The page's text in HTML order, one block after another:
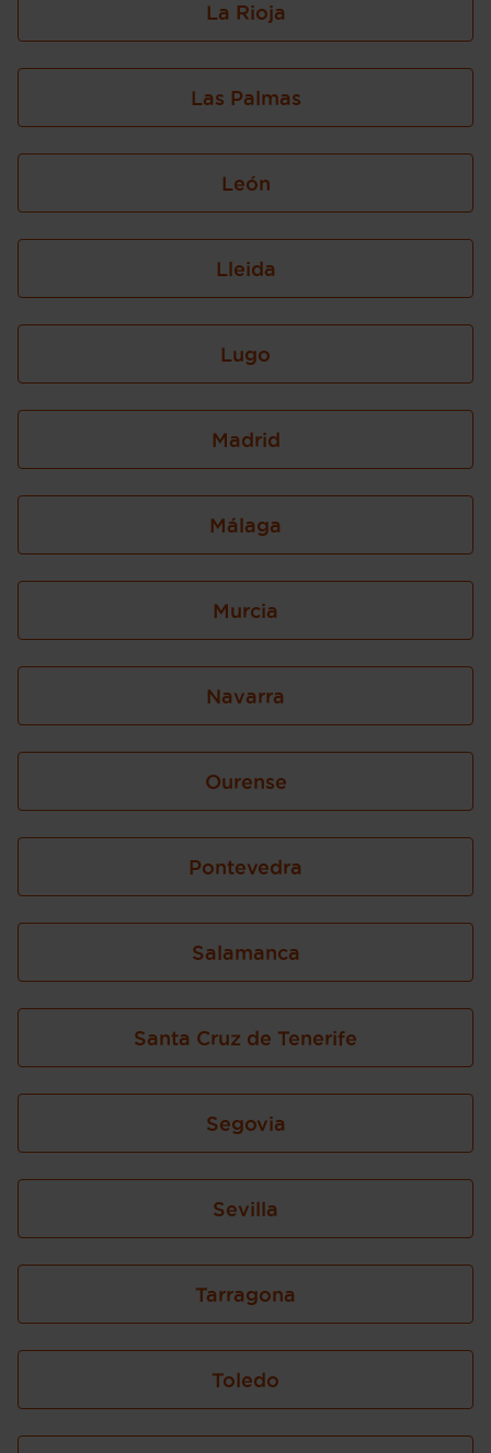
La Rioja
Las Palmas
León
Lleida
Lugo
Madrid
Málaga
Murcia
Navarra
Ourense
Pontevedra
Salamanca
Santa Cruz de Tenerife
Segovia
Sevilla
Tarragona
Toledo